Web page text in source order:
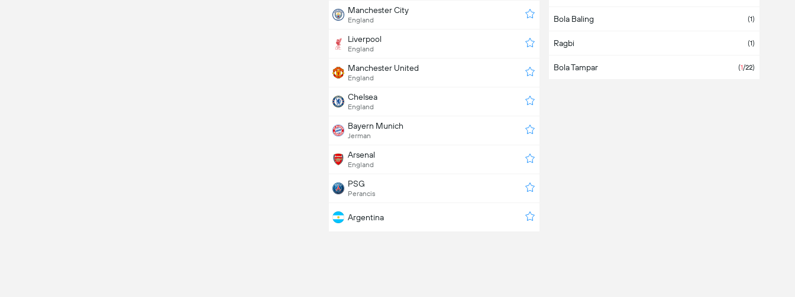
Austria
Azerbaijan
Bahamas
Bola Baling (1)
Ragbi (1)
Bola Tampar (1/22)
Manchester City
England
Liverpool
England
Manchester United
England
Chelsea
England
Bayern Munich
Jerman
Arsenal
England
PSG
Perancis
Argentina